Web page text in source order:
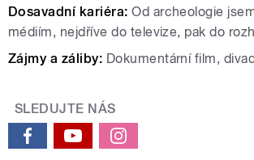
Dosavadní kariéra: Od archeologie
médiím, nejdříve do televize, pak do
Zájmy a záliby: Dokumentární film,
SLEDUJTE NÁS